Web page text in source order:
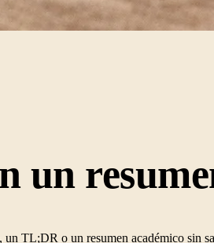
un
un TL;DR o un resumen académico sin